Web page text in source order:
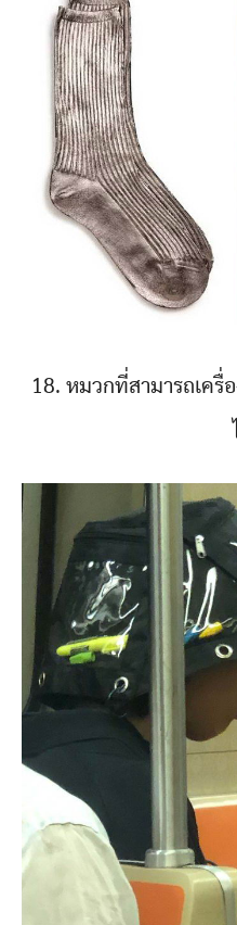
18. หมวกที่สามารถเครื่